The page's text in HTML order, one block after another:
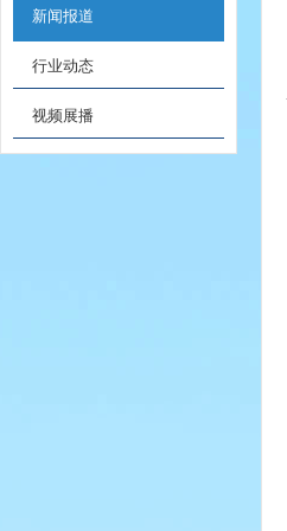
新闻报道
行业动态
视频展播